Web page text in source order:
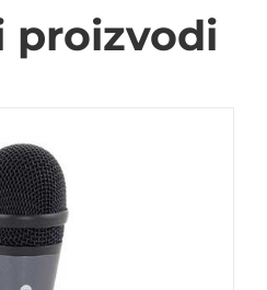
proizvodi